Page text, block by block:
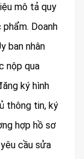
mô tả quy
Doanh
ban nhân
nộp qua
ký hình
thông tin, ký
hợp hồ sơ
cầu sửa